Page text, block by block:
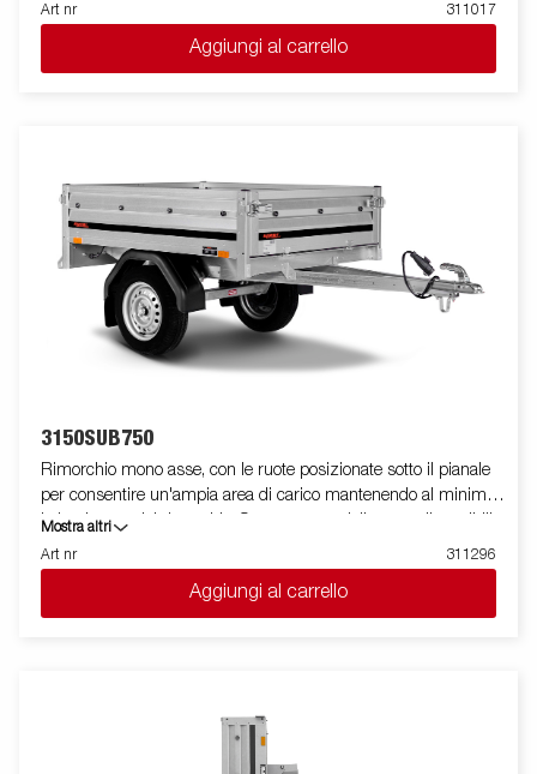
alcune versioni sono disponibili con sistema tilt. Il rimorchio può
essere facilmente riposto in posizione verticale per risparmiare
spazio. Sono disponibili una vasta gamma di accessori che
Art nr 311017
Aggiungi al carrello
3150SUB750
Rimorchio mono asse, con le ruote posizionate sotto il pianale
per consentire un'ampia area di carico mantenendo al minimo
la larghezza del rimorchio. Su questo modello sono disponibili
una vasta gamma di accessori che permettono di
personalizzare il rimorchio in base alle proprie necessità e
presentano sponda anteriore e posteriore apribile di serie. Le
immagini sono solo a scopo illustrativo e potrebbero mostrare
Mostra altri
Art nr
311296
Aggiungi al carrello